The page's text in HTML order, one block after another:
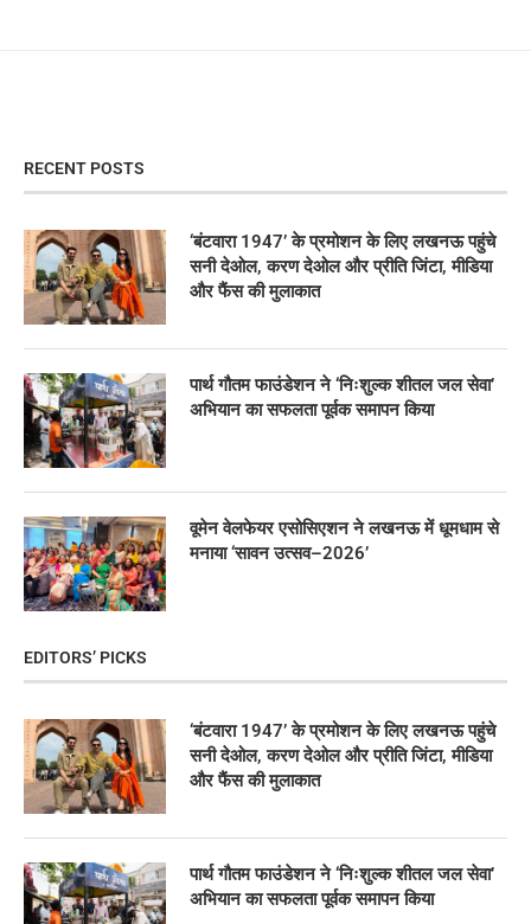
RECENT POSTS
‘बंटवारा 1947’ के प्रमोशन के लिए लखनऊ पहुंचे
सनी देओल, करण देओल और प्रीति जिंटा, मीडिया
और फैंस की मुलाकात
पार्थ गौतम फाउंडेशन ने ‘निःशुल्क शीतल जल सेवा’
अभियान का सफलता पूर्वक समापन किया
वूमेन वेलफेयर एसोसिएशन ने लखनऊ में धूमधाम से
मनाया ‘सावन उत्सव–2026’
EDITORS’ PICKS
‘बंटवारा 1947’ के प्रमोशन के लिए लखनऊ पहुंचे
सनी देओल, करण देओल और प्रीति जिंटा, मीडिया
और फैंस की मुलाकात
पार्थ गौतम फाउंडेशन ने ‘निःशुल्क शीतल जल सेवा’
अभियान का सफलता पूर्वक समापन किया